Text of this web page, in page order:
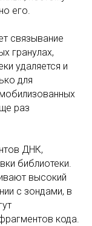
его.
связывание
гранулах,
удаляется и
для
раз
ДНК,
библиотеки.
высокий
с зондами, в
кода.